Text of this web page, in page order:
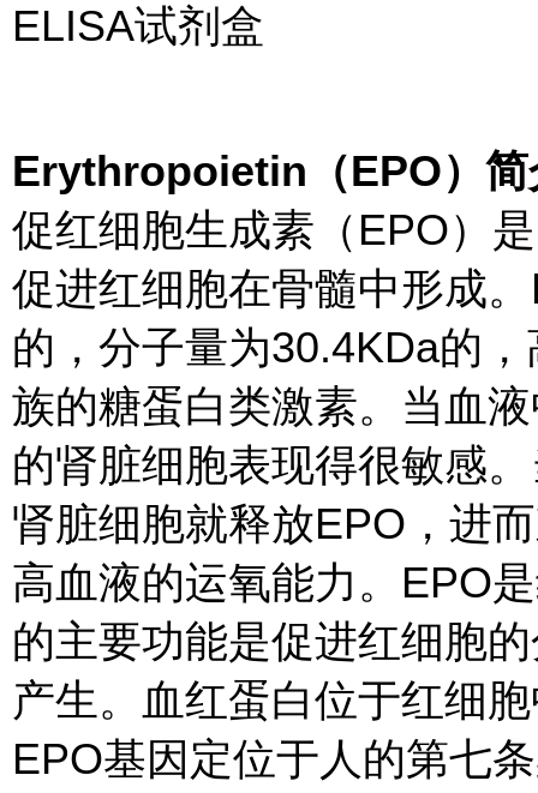
ELISA试剂盒
Erythropoietin（EPO）简
促红细胞生成素（EPO）
促进红细胞在骨髓中形成
的，分子量为30.4KDa的
族的糖蛋白类激素。当血
的肾脏细胞表现得很敏感
肾脏细胞就释放EPO，进
高血液的运氧能力。EPO
的主要功能是促进红细胞
产生。血红蛋白位于红细
EPO基因定位于人的第七